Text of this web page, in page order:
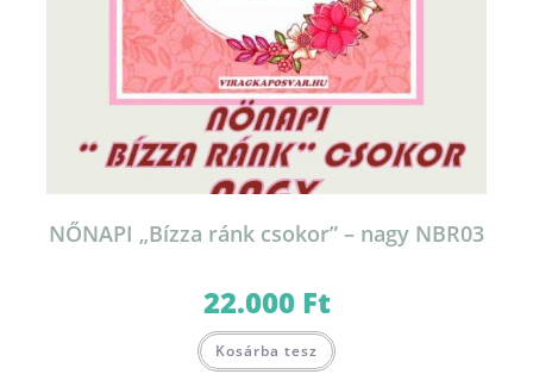
NŐNAPI „Bízza ránk csokor” – nagy NBR03
22.000 Ft
Kosárba tesz